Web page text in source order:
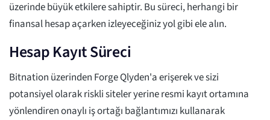
üzerinde büyük etkilere sahiptir. Bu süreci, herhangi bir
finansal hesap açarken izleyeceğiniz yol gibi ele alın.
Hesap Kayıt Süreci
Bitnation üzerinden Forge Qlyden'a erişerek ve sizi
potansiyel olarak riskli siteler yerine resmi kayıt ortamına
yönlendiren onaylı iş ortağı bağlantımızı kullanarak